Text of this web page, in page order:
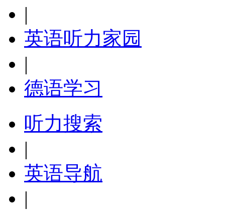
|
英语听力家园
|
德语学习
听力搜索
|
英语导航
|